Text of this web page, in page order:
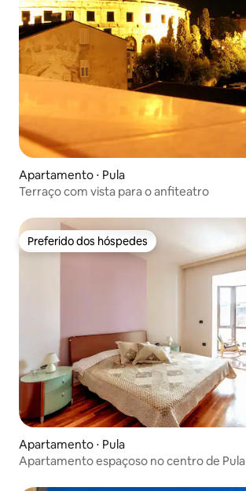
Apartamento ⋅ Pula
Terraço com vista para o anfiteatro
Preferido dos hóspedes
Preferido dos hóspedes
Apartamento ⋅ Pula
Apartamento espaçoso no centro de Pula